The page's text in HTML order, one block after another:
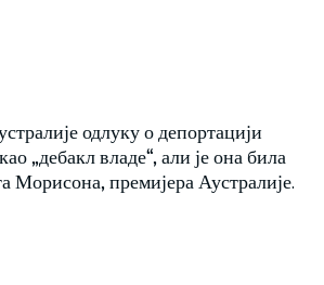
одлуку о депортацији
„дебакл владе“, али је она била
Морисона, премијера Аустралије.